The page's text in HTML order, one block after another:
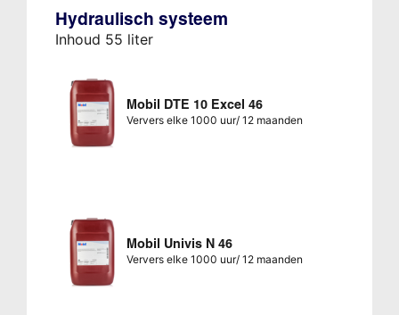
Hydraulisch systeem
Inhoud 55 liter
Mobil DTE 10 Excel 46
Ververs elke 1000 uur/ 12 maanden
Mobil Univis N 46
Ververs elke 1000 uur/ 12 maanden